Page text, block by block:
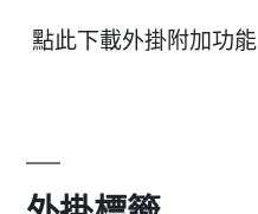
點此下載外掛附加功能